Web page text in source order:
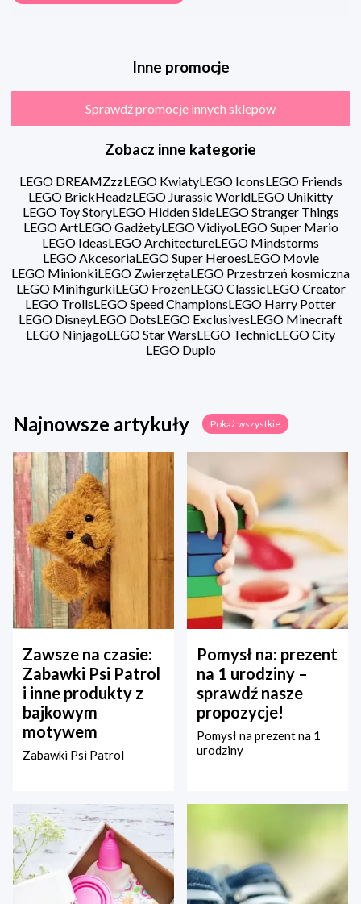
Inne promocje
Sprawdź promocje innych sklepów
Zobacz inne kategorie
LEGO DREAMZzzLEGO KwiatyLEGO IconsLEGO Friends
LEGO BrickHeadzLEGO Jurassic WorldLEGO Unikitty
LEGO Toy StoryLEGO Hidden SideLEGO Stranger Things
LEGO ArtLEGO GadżetyLEGO VidiyoLEGO Super Mario
LEGO IdeasLEGO ArchitectureLEGO Mindstorms
LEGO AkcesoriaLEGO Super HeroesLEGO Movie
LEGO MinionkiLEGO ZwierzętaLEGO Przestrzeń kosmiczna
LEGO MinifigurkiLEGO FrozenLEGO ClassicLEGO Creator
LEGO TrollsLEGO Speed ChampionsLEGO Harry Potter
LEGO DisneyLEGO DotsLEGO ExclusivesLEGO Minecraft
LEGO NinjagoLEGO Star WarsLEGO TechnicLEGO City
LEGO Duplo
Najnowsze artykuły Pokaż wszystkie
Zawsze na czasie:
Zabawki Psi Patrol
i inne produkty z
bajkowym
motywem
Zabawki Psi Patrol
Pomysł na: prezent
na 1 urodziny –
sprawdź nasze
propozycje!
Pomysł na prezent na 1
urodziny